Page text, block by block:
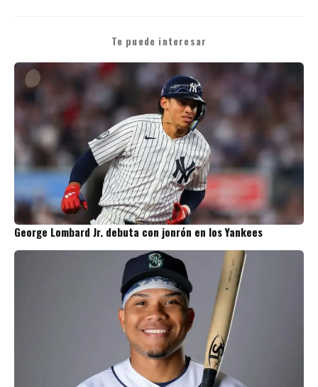
Te puede interesar
George Lombard Jr. debuta con jonrón en los Yankees